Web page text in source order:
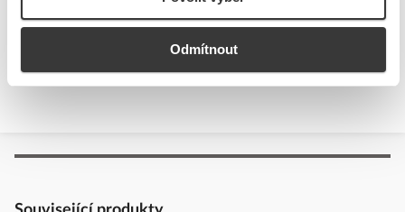
Odmítnout
Prohlášení o shodě.pdf